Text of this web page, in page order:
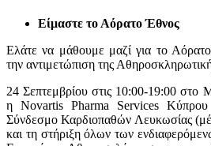
Είμαστε το Αόρατο Έθνος
Ελάτε να μάθουμε μαζί για το
την αντιμετώπιση της
24 Σεπτεμβρίου στις 10:00-19:00 στο
η Novartis Pharma Services
Σύνδεσμο Καρδιοπαθών Λευκωσίας
και τη στήριξη όλων των